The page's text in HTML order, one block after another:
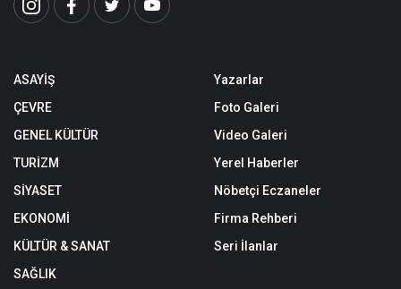
ASAYİŞ
ÇEVRE
GENEL KÜLTÜR
TURİZM
SİYASET
EKONOMİ
KÜLTÜR & SANAT
SAĞLIK
Yazarlar
Foto Galeri
Video Galeri
Yerel Haberler
Nöbetçi Eczaneler
Firma Rehberi
Seri İlanlar